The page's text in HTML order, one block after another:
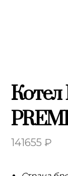
Котел
141655₽